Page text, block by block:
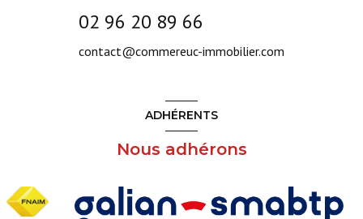
02 96 20 89 66
contact@commereuc-immobilier.com
ADHÉRENTS
Nous adhérons